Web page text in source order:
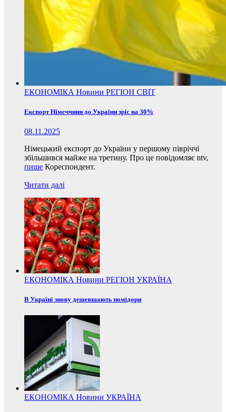
ЕКОНОМІКА Новини РЕГІОН СВІТ
Експорт Німеччини до України зріс на 30%
08.11.2025
Німецький експорт до України у першому півріччі
збільшився майже на третину. Про це повідомляє ntv,
пише Кореспондент.
Читати далі
ЕКОНОМІКА Новини РЕГІОН УКРАЇНА
В Україні знову дешевшають помідори
ЕКОНОМІКА Новини УКРАЇНА